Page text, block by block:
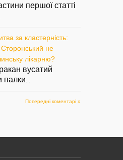
першої статті
за кластерність:
не
лікарню?
вусатий
палки
Попередні коментарі »